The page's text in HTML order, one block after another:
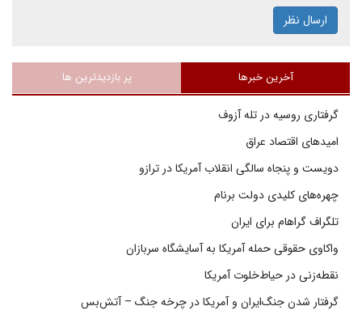
ارسال نظر
آخرین خبرها پر بازدیدترین ها
گرفتاری روسیه در تله آزوف
امیدهای اقتصاد عراق
دویست و پنجاه سالگی انقلاب آمریکا در ترازو
چهره‌های کلیدی دولت برنام
تلگراف گراهام برای ایران
واکاوی حقوقی حمله آمریکا به آسایشگاه سربازان
نقطه‌زنی در حیاط‌خلوت آمریکا
گرفتار شدن جنگ‌ایران و آمریکا در چرخه جنگ – آتش‌بس